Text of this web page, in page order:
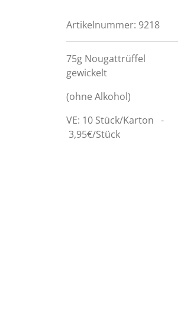
Artikelnummer: 9218
75g Nougattrüffel
gewickelt
(ohne Alkohol)
VE: 10 Stück/Karton -
3,95€/Stück